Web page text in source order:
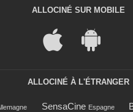
ALLOCINÉ SUR MOBILE
ALLOCINÉ À L'ÉTRANGER
SensaCine Espagne